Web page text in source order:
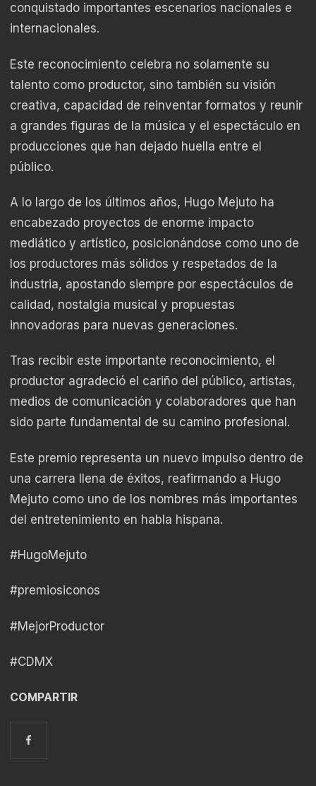
conquistado importantes escenarios nacionales e
internacionales.
Este reconocimiento celebra no solamente su
talento como productor, sino también su visión
creativa, capacidad de reinventar formatos y reunir
a grandes figuras de la música y el espectáculo en
producciones que han dejado huella entre el
público.
A lo largo de los últimos años, Hugo Mejuto ha
encabezado proyectos de enorme impacto
mediático y artístico, posicionándose como uno de
los productores más sólidos y respetados de la
industria, apostando siempre por espectáculos de
calidad, nostalgia musical y propuestas
innovadoras para nuevas generaciones.
Tras recibir este importante reconocimiento, el
productor agradeció el cariño del público, artistas,
medios de comunicación y colaboradores que han
sido parte fundamental de su camino profesional.
Este premio representa un nuevo impulso dentro de
una carrera llena de éxitos, reafirmando a Hugo
Mejuto como uno de los nombres más importantes
del entretenimiento en habla hispana.
#HugoMejuto
#premiosiconos
#MejorProductor
#CDMX
COMPARTIR